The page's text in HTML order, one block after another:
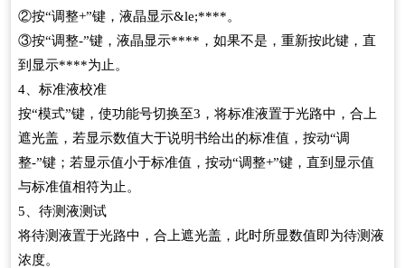
②按“调整+”键，液晶显示&le;****。
③按“调整-”键，液晶显示****，如果不是，重新按此键，直
到显示****为止。
4、标准液校准
按“模式”键，使功能号切换至3，将标准液置于光路中，合上
遮光盖，若显示数值大于说明书给出的标准值，按动“调
整-”键；若显示值小于标准值，按动“调整+”键，直到显示值
与标准值相符为止。
5、待测液测试
将待测液置于光路中，合上遮光盖，此时所显数值即为待测液
浓度。